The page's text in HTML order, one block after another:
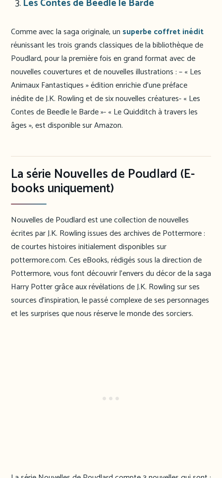
Les Contes de Beedle le Barde
Comme avec la saga originale, un superbe coffret inédit
réunissant les trois grands classiques de la bibliothèque de
Poudlard, pour la première fois en grand format avec de
nouvelles couvertures et de nouvelles illustrations : – « Les
Animaux Fantastiques » édition enrichie d’une préface
inédite de J.K. Rowling et de six nouvelles créatures- « Les
Contes de Beedle le Barde »- « Le Quidditch à travers les
âges », est disponible sur Amazon.
La série Nouvelles de Poudlard (E-
books uniquement)
Nouvelles de Poudlard est une collection de nouvelles
écrites par J.K. Rowling issues des archives de Pottermore :
de courtes histoires initialement disponibles sur
pottermore.com. Ces eBooks, rédigés sous la direction de
Pottermore, vous font découvrir l’envers du décor de la saga
Harry Potter grâce aux révélations de J.K. Rowling sur ses
sources d’inspiration, le passé complexe de ses personnages
et les surprises que nous réserve le monde des sorciers.